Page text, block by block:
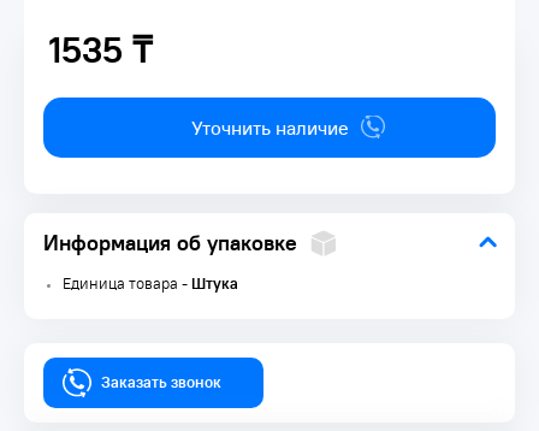
1535 ₸
1535 ₸
Уточнить наличие
Информация об упаковке
Единица товара -Штука
Заказать звонок